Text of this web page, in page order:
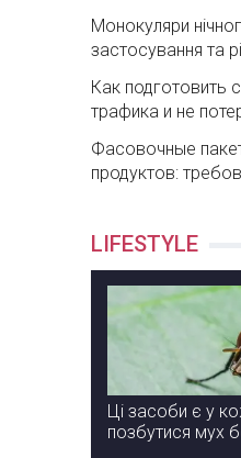
Монокуляри
застосування та
Как подготовить
трафика и не
Фасовочные
продуктов:
LIFESTYLE
Ці засоби є у
позбутися мух